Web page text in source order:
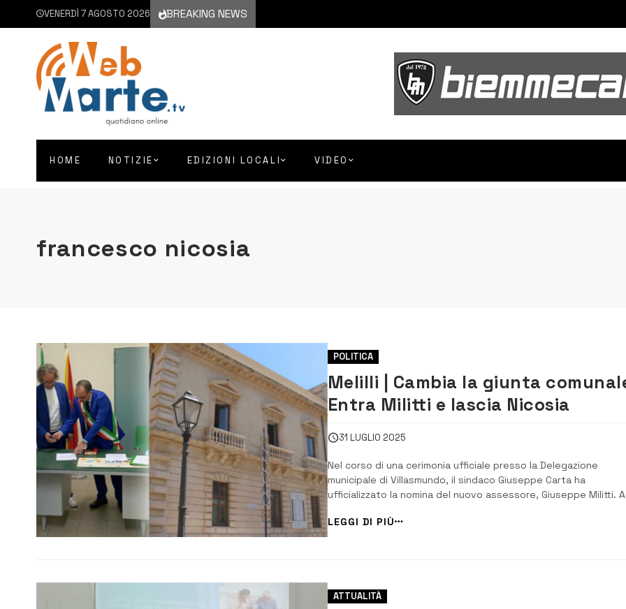
VENERDÌ 7 AGOSTO 2026 BREAKING NEWS
HOME NOTIZIE EDIZIONI LOCALI VIDEO
francesco nicosia
POLITICA
Melilli | Cambia la giunta
Entra Militti e lascia Nicosia
31 LUGLIO 2025
Nel corso di una cerimonia ufficiale presso la Delegazione
municipale di Villasmundo, il sindaco Giuseppe Carta ha
ufficializzato la nomina del nuovo assessore, Giuseppe Militti. A
Protezione Civile e Polizia Locale.Alla cerimonia era presente
Coco, storico protagonista della v...
LEGGI DI PIÙ
ATTUALITÀ